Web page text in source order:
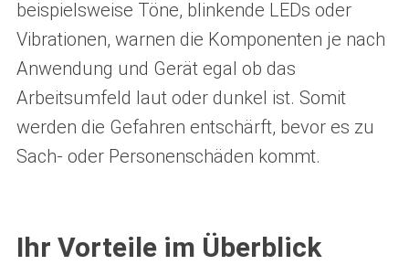
beispielsweise Töne, blinkende LEDs oder
Vibrationen, warnen die Komponenten je nach
Anwendung und Gerät egal ob das
Arbeitsumfeld laut oder dunkel ist. Somit
werden die Gefahren entschärft, bevor es zu
Sach- oder Personenschäden kommt.
Ihr Vorteile im Überblick